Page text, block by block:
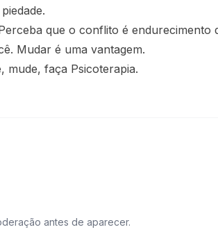
que o conflito é endurecimento
Mudar é uma vantagem.
mude, faça Psicoterapia.
antes de aparecer.